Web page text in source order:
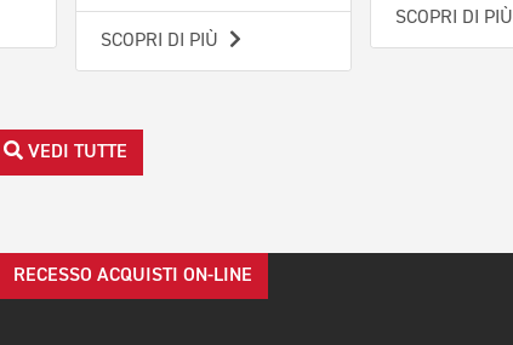
SCOPRI DI PIÙ
SCOPRI DI PIÙ
VEDI TUTTE
RECESSO ACQUISTI ON-LINE